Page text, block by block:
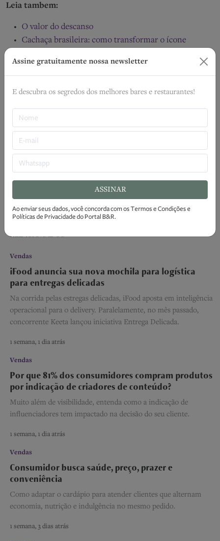
Leia tambem:
O valor do descanso
Cachaça brasileira: como transformar o ícone
Avanço e domínio do Pix: o futuro do dinheiro é
99Food retoma operações de delivery no Rio de
Janeiro
Liberação de crédito rápida e descomplicada para
food service
TAGS
Performance
RELACIONADOS
Vendas
iFood anuncia sua nova mochila para logística
para entregas delicadas
Na corrida pelas estregas delicadas, iFood aposta em inteligência
operacional para o delivery. Paralelamente, no mês passado,
concorrente Keeta lançou iniciativa Entrega Delicada.
1 semana, 1 dia atrás
Vendas
Por que 81% dos consumidores compram produtos
por indicação de criadores de conteúdo?
Muito além de visibilidade, entenda como a indicação de
influenciadores tem impactado na decisão do seu cliente.
1 semana, 1 dia atrás
Vendas
Consumidor busca saúde, preço, prazer e
conveniência
Como adaptar o cardápio para atender clientes que alternam
economia, nutrição e indulgência no mesmo pedido.
1 semana, 3 dias atrás
Assine gratuitamente nossa newsletter
E descubra os segredos dos melhores bares e restaurantes!
ASSINAR
Ao enviar seus dados, você concorda com osTermos e Condiçõese
Políticas de Privacidadedo Portal B&R.